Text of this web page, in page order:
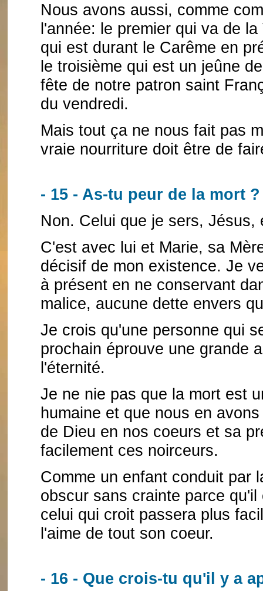
Nous avons aussi, comme
l'année: le premier qui va de
qui est durant le Carême en
le troisième qui est un jeûne
fête de notre patron saint
du vendredi.
Mais tout ça ne nous fait pas
vraie nourriture doit être de
- 15 - As-tu peur de la mort ?
Non. Celui que je sers,
C'est avec lui et Marie, sa
décisif de mon existence. Je
à présent en ne conservant
malice, aucune dette envers
Je crois qu'une personne qui
prochain éprouve une grande
l'éternité.
Je ne nie pas que la mort est
humaine et que nous en
de Dieu en nos coeurs et sa
facilement ces noirceurs.
Comme un enfant conduit par
obscur sans crainte parce
celui qui croit passera plus
l'aime de tout son coeur.
- 16 - Que crois-tu qu'il y a